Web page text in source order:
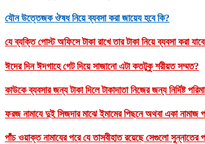
যৌন উত্তেজক ঔষধ নিয়ে ব্যবসা করা জায়েয হবে কি?
যে ব্যক্তি পোস্ট অফিসে টাকা রাখে তার টাকা নিয়ে ব্যবসা করা
ঈদের দিন ঈদগাহে গেট দিয়ে সাজানো এটা কতটুকু শরীয়ত সম্মত?
কাউকে ব্যবসার জন্য টাকা দিলে টাকাদাতা নিজের জন্য নির্দিষ্ট
ফরজ নামাযে দুই সিজদার মাঝে ইমামের পিছনে অথবা একা নামাজ
পাঁচ ওয়াক্ত নামাযের পরে যে তাসবীহাত রয়েছে সেগুলো